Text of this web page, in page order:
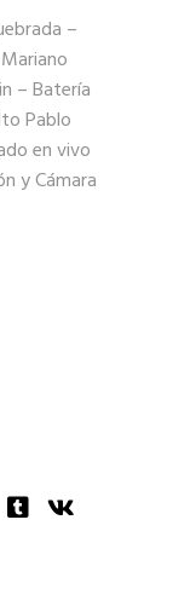
–
– Batería
Pablo
en vivo
y Cámara